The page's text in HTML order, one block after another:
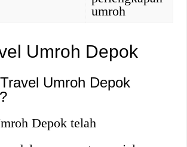
umroh
Umroh Depok
Umroh Depok
Depok telah